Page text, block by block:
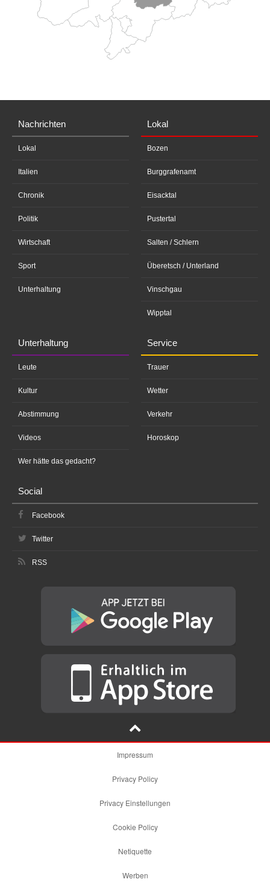
Nachrichten
Lokal
Italien
Chronik
Politik
Wirtschaft
Sport
Unterhaltung
Lokal
Bozen
Burggrafenamt
Eisacktal
Pustertal
Salten / Schlern
Überetsch / Unterland
Vinschgau
Wipptal
Unterhaltung
Leute
Kultur
Abstimmung
Videos
Wer hätte das gedacht?
Service
Trauer
Wetter
Verkehr
Horoskop
Social
Facebook
Twitter
RSS
Impressum
Privacy Policy
Privacy Einstellungen
Cookie Policy
Netiquette
Werben